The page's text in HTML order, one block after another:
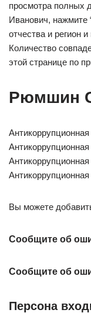
просмотра полных
Иванович, нажмите
отчества и регион
Количество
этой странице по
Рюмшин
Вы можете
Сообщите об
Сообщите об
Персона